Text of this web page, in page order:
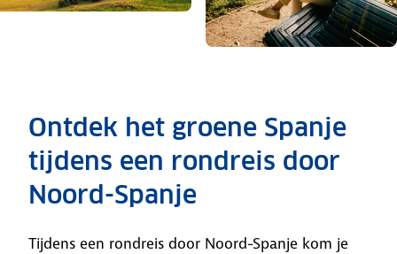
Ontdek het groene Spanje
tijdens een rondreis door
Noord-Spanje
Tijdens een rondreis door Noord-Spanje kom je